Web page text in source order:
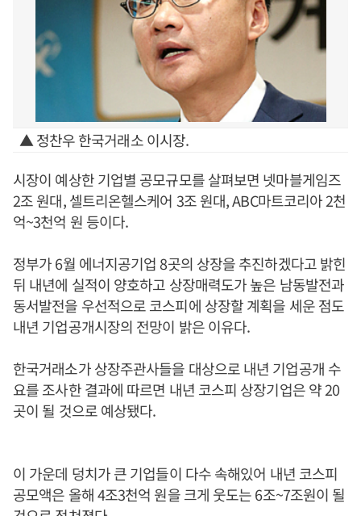
▲ 정찬우 한국거래소 이시장.
시장이 예상한 기업별 공모규모를 살펴보면 넷마블게임즈
2조 원대, 셀트리온헬스케어 3조 원대, ABC마트코리아 2천
억~3천억 원 등이다.
정부가 6월 에너지공기업 8곳의 상장을 추진하겠다고 밝힌
뒤 내년에 실적이 양호하고 상장매력도가 높은 남동발전과
동서발전을 우선적으로 코스피에 상장할 계획을 세운 점도
내년 기업공개시장의 전망이 밝은 이유다.
한국거래소가 상장주관사들을 대상으로 내년 기업공개 수
요를 조사한 결과에 따르면 내년 코스피 상장기업은 약 20
곳이 될 것으로 예상됐다.
이 가운데 덩치가 큰 기업들이 다수 속해있어 내년 코스피
공모액은 올해 4조3천억 원을 크게 웃도는 6조~7조원이 될